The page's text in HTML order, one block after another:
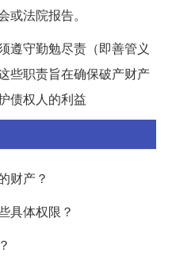
法院报告。
遵守勤勉尽责（即善管义
些职责旨在确保破产财产
债权人的利益
财产？
具体权限？